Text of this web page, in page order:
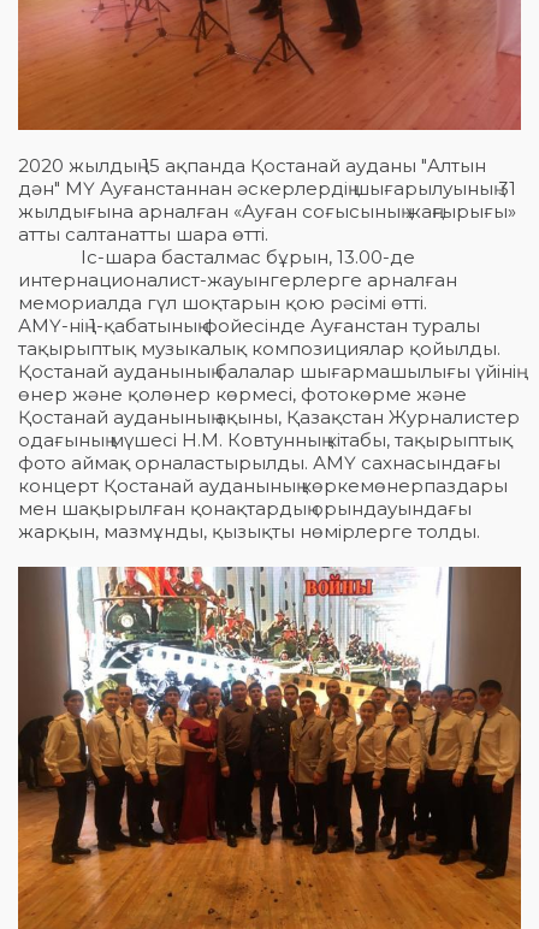
2020 жылдың 15 ақпанда Қостанай ауданы "Алтын
дән" МҮ Ауғанстаннан әскерлердің шығарылуының 31
жылдығына арналған «Ауған соғысының жаңғырығы»
атты салтанатты шара өтті.
Іс-шара басталмас бұрын, 13.00-де
интернационалист-жауынгерлерге арналған
мемориалда гүл шоқтарын қою рәсімі өтті.
АМҮ-нің 1-қабатының фойесінде Ауғанстан туралы
тақырыптық музыкалық композициялар қойылды.
Қостанай ауданының балалар шығармашылығы үйінің
өнер және қолөнер көрмесі, фотокөрме және
Қостанай ауданының ақыны, Қазақстан Журналистер
одағының мүшесі Н.М. Ковтунның кітабы, тақырыптық
фото аймақ орналастырылды. АМҮ сахнасындағы
концерт Қостанай ауданының көркемөнерпаздары
мен шақырылған қонақтардың орындауындағы
жарқын, мазмұнды, қызықты нөмірлерге толды.